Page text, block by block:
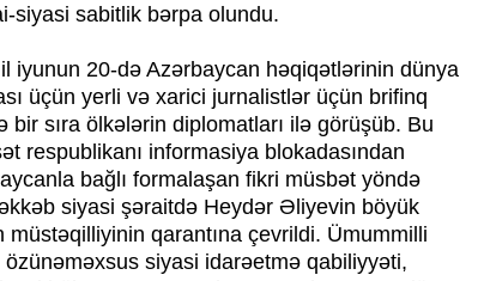
siyasi sabitlik bərpa olundu.
iyunun 20-də Azərbaycan həqiqətlərinin dünya
üçün yerli və xarici jurnalistlər üçün brifinq
bir sıra ölkələrin diplomatları ilə görüşüb. Bu
respublikanı informasiya blokadasından
bağlı formalaşan fikri müsbət yöndə
siyasi şəraitdə Heydər Əliyevin böyük
müstəqilliyinin qarantına çevrildi. Ümummilli
siyasi idarəetmə qabiliyyəti,